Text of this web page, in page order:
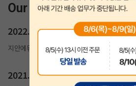
Our History
2022.02
지안에듀 자격증 홈페이지 개편
2021.07